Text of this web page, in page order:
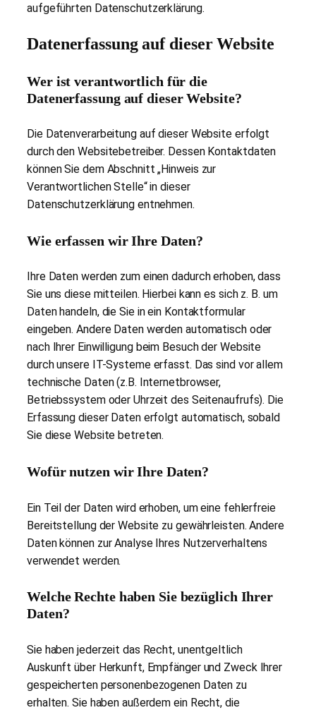
aufgeführten Datenschutzerklärung.
Datenerfassung auf dieser Website
Wer ist verantwortlich für die
Datenerfassung auf dieser Website?
Die Datenverarbeitung auf dieser Website erfolgt
durch den Websitebetreiber. Dessen Kontaktdaten
können Sie dem Abschnitt „Hinweis zur
Verantwortlichen Stelle“ in dieser
Datenschutzerklärung entnehmen.
Wie erfassen wir Ihre Daten?
Ihre Daten werden zum einen dadurch erhoben, dass
Sie uns diese mitteilen. Hierbei kann es sich z. B. um
Daten handeln, die Sie in ein Kontaktformular
eingeben. Andere Daten werden automatisch oder
nach Ihrer Einwilligung beim Besuch der Website
durch unsere IT-Systeme erfasst. Das sind vor allem
technische Daten (z.B. Internetbrowser,
Betriebssystem oder Uhrzeit des Seitenaufrufs). Die
Erfassung dieser Daten erfolgt automatisch, sobald
Sie diese Website betreten.
Wofür nutzen wir Ihre Daten?
Ein Teil der Daten wird erhoben, um eine fehlerfreie
Bereitstellung der Website zu gewährleisten. Andere
Daten können zur Analyse Ihres Nutzerverhaltens
verwendet werden.
Welche Rechte haben Sie bezüglich Ihrer
Daten?
Sie haben jederzeit das Recht, unentgeltlich
Auskunft über Herkunft, Empfänger und Zweck Ihrer
gespeicherten personenbezogenen Daten zu
erhalten. Sie haben außerdem ein Recht, die